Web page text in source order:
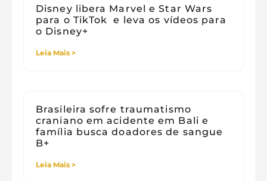
Disney libera Marvel e Star Wars
para o TikTok e leva os vídeos para
o Disney+
Leia Mais >
Brasileira sofre traumatismo
craniano em acidente em Bali e
família busca doadores de sangue
B+
Leia Mais >